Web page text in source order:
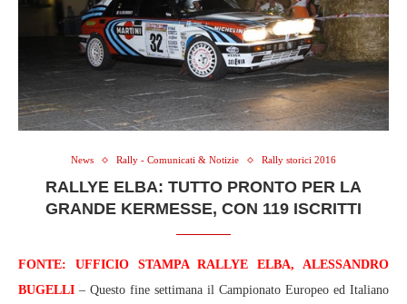
News Rally - Comunicati & Notizie Rally storici 2016
RALLYE ELBA: TUTTO PRONTO PER LA
GRANDE KERMESSE, CON 119 ISCRITTI
FONTE: UFFICIO STAMPA RALLYE ELBA, ALESSANDRO
BUGELLI – Questo fine settimana il Campionato Europeo ed Italiano